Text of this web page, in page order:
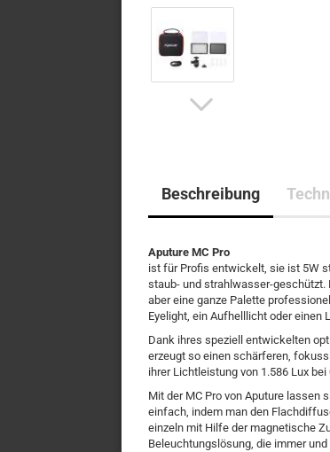
Beschreibung
Aputure MC Pro
ist für Profis entwickelt, sie ist 5W
staub- und strahlwasser-geschützt.
aber eine ganze Palette
Eyelight, ein Aufhelllicht oder einen
Dank ihres speziell entwickelten
erzeugt so einen schärferen,
ihrer Lichtleistung von 1.586 Lux
Mit der MC Pro von Aputure lassen
einfach, indem man den
einzeln mit Hilfe der magnetische
Beleuchtungslösung, die immer